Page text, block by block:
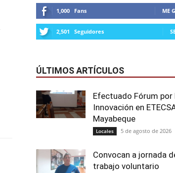
1,000 Fans ME
2,501 Seguidores
ÚLTIMOS ARTÍCULOS
Efectuado Fórum por
Innovación en
Mayabeque
Locales 5 de agosto de 2026
Convocan a jornada
trabajo voluntario